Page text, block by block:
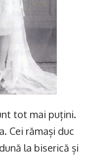
tot mai puțini.
Cei rămași duc
la biserică și